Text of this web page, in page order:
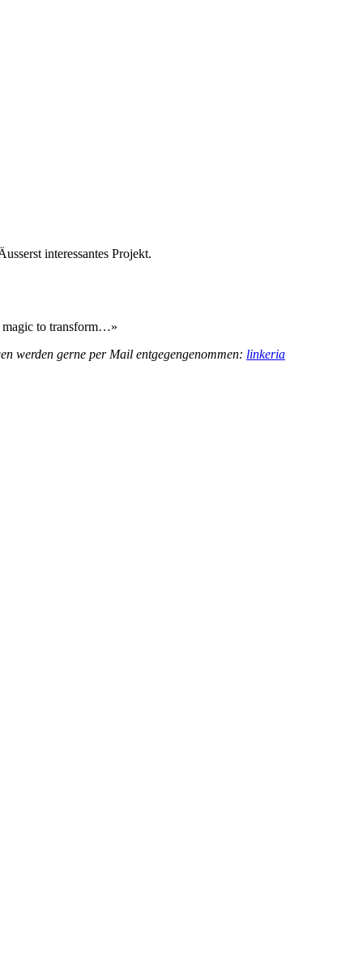
interessantes Projekt.
magic to transform…»
werden gerne per Mail entgegengenommen: linkeria